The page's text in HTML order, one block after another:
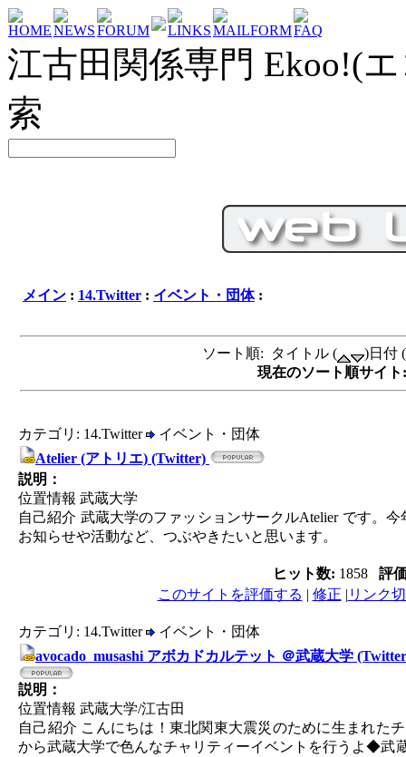
HOMENEWSFORUM LINKSMAILFORMFAQ
江古田関係専門 Ekoo!(
索
メイン : 14.Twitter : イベント・団体:
ソート順: タイトル (
)日付 (
現在のソート順サイ
カテゴリ: 14.Twitter
イベント・団体
Atelier (アトリエ) (Twitter)
説明：
位置情報 武蔵大学
自己紹介 武蔵大学のファッションサークルAtelier です。
お知らせや活動など、つぶやきたいと思います。
ヒット数: 1858
評
このサイトを評価する | 修正 | リンク
カテゴリ: 14.Twitter
イベント・団体
avocado_musashi アボカドカルテット ＠武蔵大学
説明：
位置情報 武蔵大学/江古田
自己紹介 こんにちは！東北関東大震災のために生まれた
から武蔵大学で色んなチャリティーイベントを行うよ◆武